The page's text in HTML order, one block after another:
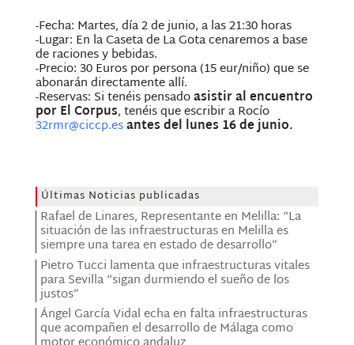
-Fecha: Martes, día 2 de junio, a las 21:30 horas
-Lugar: En la Caseta de La Gota cenaremos a base
de raciones y bebidas.
-Precio: 30 Euros por persona (15 eur/niño) que se
abonarán directamente allí.
-Reservas: Si tenéis pensadoasistir al encuentro
por El Corpus, tenéis que escribir a Rocío
32rmr@ciccp.esantes del lunes 16 de junio.
Últimas Noticias publicadas
Rafael de Linares, Representante en Melilla: “La
situación de las infraestructuras en Melilla es
siempre una tarea en estado de desarrollo”
Pietro Tucci lamenta que infraestructuras vitales
para Sevilla “sigan durmiendo el sueño de los
justos”
Ángel García Vidal echa en falta infraestructuras
que acompañen el desarrollo de Málaga como